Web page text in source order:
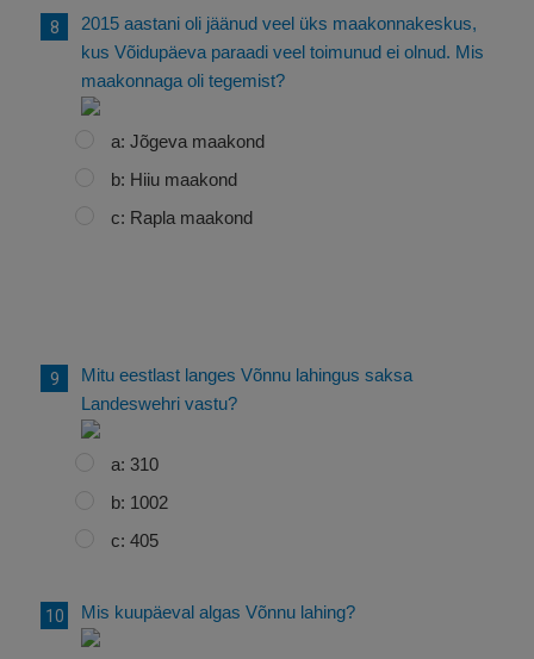
2015 aastani oli jäänud veel üks maakonnakeskus,
kus Võidupäeva paraadi veel toimunud ei olnud. Mis
maakonnaga oli tegemist?
a: Jõgeva maakond
b: Hiiu maakond
c: Rapla maakond
Mitu eestlast langes Võnnu lahingus saksa
Landeswehri vastu?
a: 310
b: 1002
c: 405
Mis kuupäeval algas Võnnu lahing?